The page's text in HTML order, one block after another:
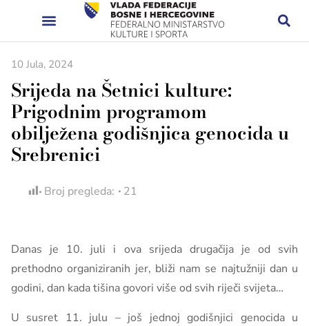
10 Jula, 2024
Srijeda na Šetnici kulture:
Prigodnim programom
obilježena godišnjica genocida u
Srebrenici
Broj pregleda: 21
Danas je 10. juli i ova srijeda drugačija je od svih
prethodno organiziranih jer, bliži nam se najtužniji dan u
godini, dan kada tišina govori više od svih riječi svijeta…
U susret 11. julu – još jednoj godišnjici genocida u